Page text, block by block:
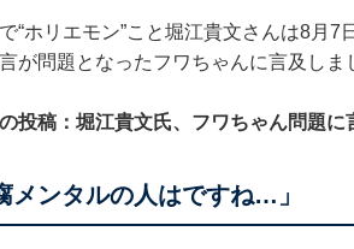
“ホリエモン”こと堀江貴文さんは8月
が問題となったフワちゃんに言及しま
の投稿：堀江貴文氏、フワちゃん問題に
メンタルの人はですね…」